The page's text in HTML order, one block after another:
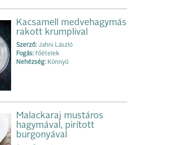
Kacsamell medvehagymás
rakott krumplival
Szerző: Jahni László
Fogás: főételek
Nehézség: Könnyű
Malackaraj mustáros
hagymával, pirított
burgonyával